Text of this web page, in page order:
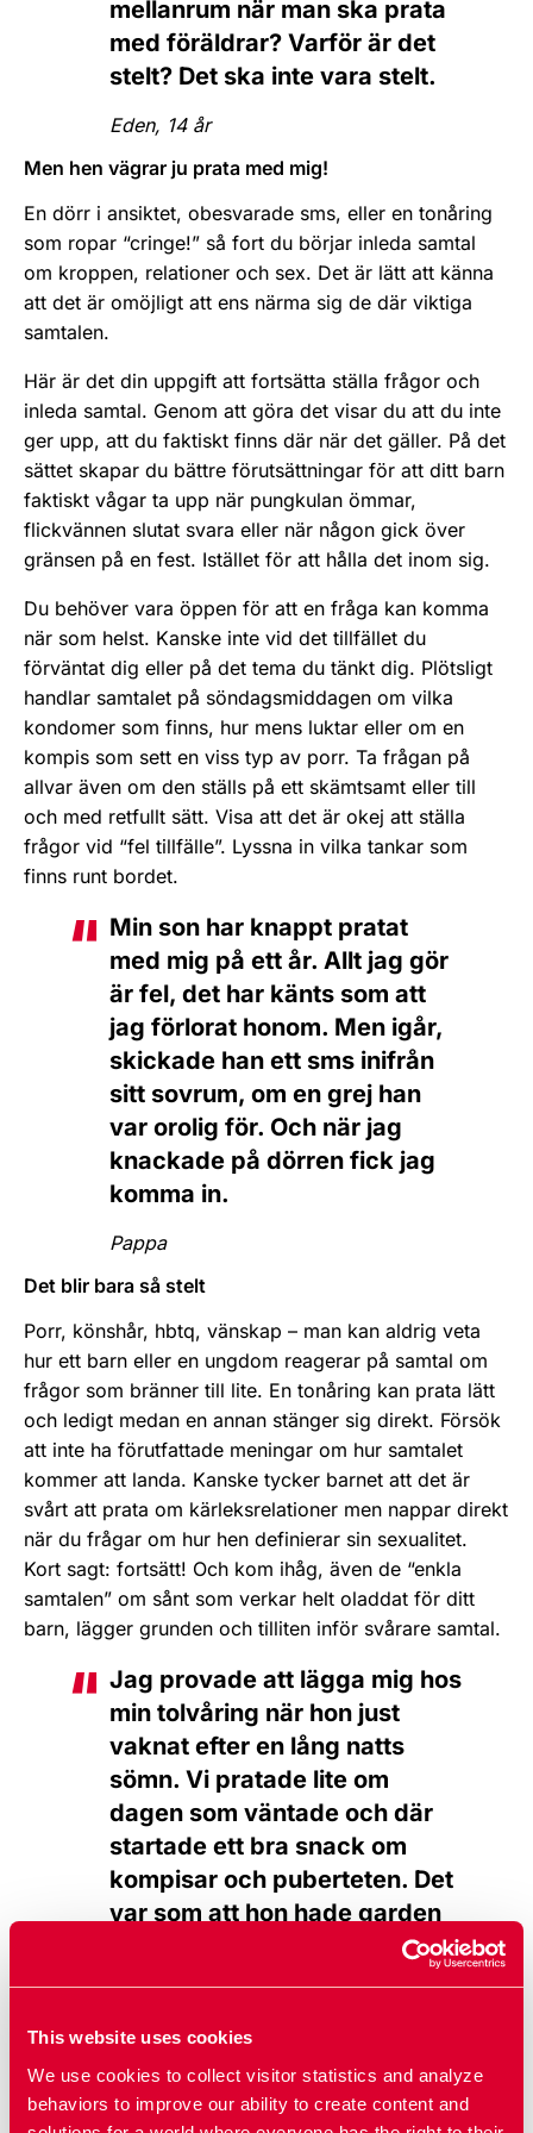
This website uses cookies
We use cookies to collect visitor statistics and analyze
behaviors to improve our ability to create content and
mellanrum när man ska prata
med föräldrar? Varför är det
stelt? Det ska inte vara stelt.
Eden, 14 år
Men hen vägrar ju prata med mig!
En dörr i ansiktet, obesvarade sms, eller en tonåring
som ropar “cringe!” så fort du börjar inleda samtal
om kroppen, relationer och sex. Det är lätt att känna
att det är omöjligt att ens närma sig de där viktiga
samtalen.
Här är det din uppgift att fortsätta ställa frågor och
inleda samtal. Genom att göra det visar du att du inte
ger upp, att du faktiskt finns där när det gäller. På det
sättet skapar du bättre förutsättningar för att ditt barn
faktiskt vågar ta upp när pungkulan ömmar,
flickvännen slutat svara eller när någon gick över
gränsen på en fest. Istället för att hålla det inom sig.
Du behöver vara öppen för att en fråga kan komma
när som helst. Kanske inte vid det tillfället du
förväntat dig eller på det tema du tänkt dig. Plötsligt
handlar samtalet på söndagsmiddagen om vilka
kondomer som finns, hur mens luktar eller om en
kompis som sett en viss typ av porr. Ta frågan på
allvar även om den ställs på ett skämtsamt eller till
och med retfullt sätt. Visa att det är okej att ställa
frågor vid “fel tillfälle”. Lyssna in vilka tankar som
finns runt bordet.
Min son har knappt pratat
med mig på ett år. Allt jag gör
är fel, det har känts som att
jag förlorat honom. Men igår,
skickade han ett sms inifrån
sitt sovrum, om en grej han
var orolig för. Och när jag
knackade på dörren fick jag
komma in.
Pappa
Det blir bara så stelt
Porr, könshår, hbtq, vänskap – man kan aldrig veta
hur ett barn eller en ungdom reagerar på samtal om
frågor som bränner till lite. En tonåring kan prata lätt
och ledigt medan en annan stänger sig direkt. Försök
att inte ha förutfattade meningar om hur samtalet
kommer att landa. Kanske tycker barnet att det är
svårt att prata om kärleksrelationer men nappar direkt
när du frågar om hur hen definierar sin sexualitet.
Kort sagt: fortsätt! Och kom ihåg, även de “enkla
samtalen” om sånt som verkar helt oladdat för ditt
barn, lägger grunden och tilliten inför svårare samtal.
Jag provade att lägga mig hos
min tolvåring när hon just
vaknat efter en lång natts
sömn. Vi pratade lite om
dagen som väntade och där
startade ett bra snack om
kompisar och puberteten. Det
var som att hon hade garden
nere och kunde vara liten en
stund.
Förälder
Det är ju inte konstigt om det blir stelt. Sex, relationer
och våra föränderliga kroppar är något av de